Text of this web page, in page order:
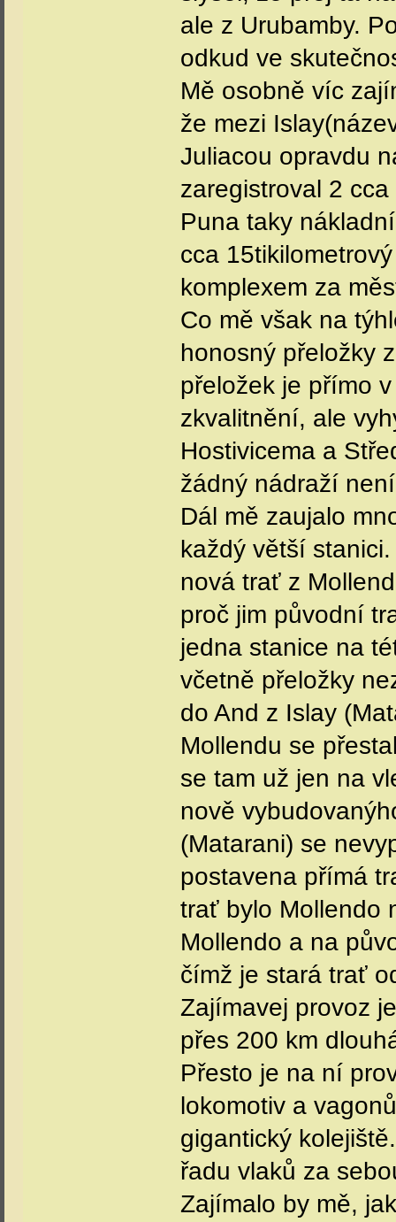
ale z Urubamby.
odkud ve
Mě osobně víc
že mezi
Juliacou opravdu
zaregistroval 2
Puna taky
cca
komplexem za
Co mě však na
honosný přeložky
přeložek je přímo
zkvalitnění, ale
Hostivicema a
žádný nádraží
Dál mě zaujalo
každý větší
nová trať z
proč jim původní
jedna stanice na
včetně přeložky
do And z Islay
Mollendu se
se tam už jen na
nově
(Matarani) se
postavena přímá
trať bylo Mollendo
Mollendo a na
čímž je stará trať
Zajímavej provoz
přes 200 km
Přesto je na ní
lokomotiv a
gigantický
řadu vlaků za
Zajímalo by mě,